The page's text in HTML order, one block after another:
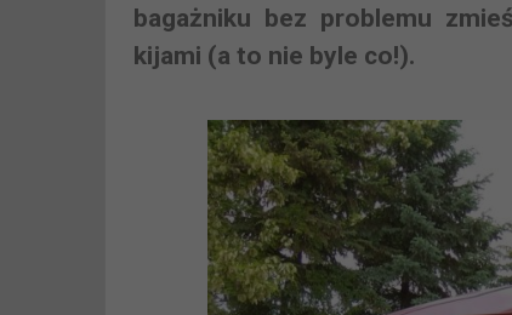
bagażniku bez problemu
kijami (a to nie byle co!).